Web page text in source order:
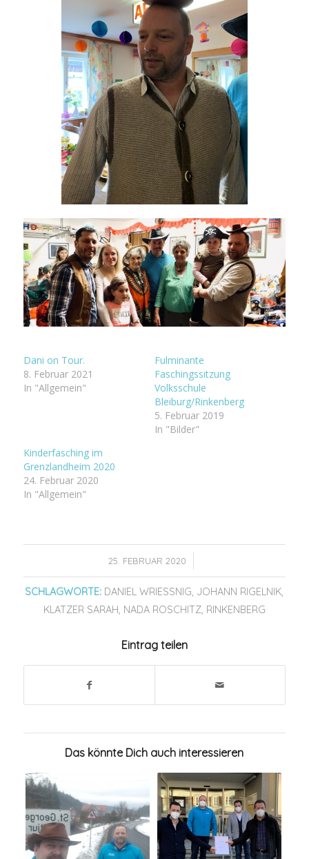
Dani on Tour.
8. Februar 2021
In "Allgemein"
Fulminante
Faschingssitzung
Volksschule
Bleiburg/Rinkenberg
5. Februar 2019
In "Bilder"
Kinderfasching im
Grenzlandheim 2020
24. Februar 2020
In "Allgemein"
25. FEBRUAR 2020
/
SCHLAGWORTE: DANIEL WRIESSNIG, JOHANN RIGELNIK,
KLATZER SARAH, NADA ROSCHITZ, RINKENBERG
Eintrag teilen
Das könnte Dich auch interessieren